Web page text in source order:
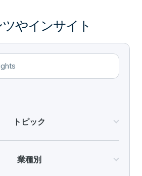
やインサイト
トピック
業種別